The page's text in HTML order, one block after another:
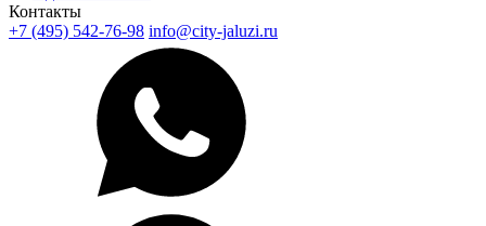
Контакты
+7 (495) 542-76-98 info@city-jaluzi.ru